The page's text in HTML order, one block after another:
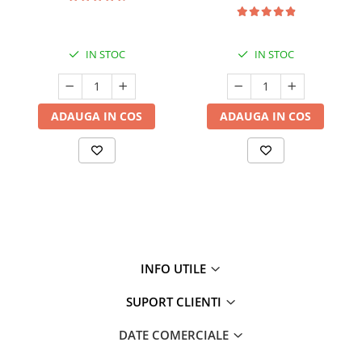
IN STOC
ADAUGA IN COS
IN STOC
ADAUGA IN COS
INFO UTILE
SUPORT CLIENTI
DATE COMERCIALE